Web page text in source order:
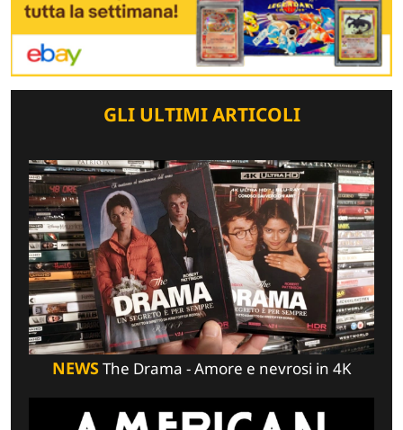
GLI ULTIMI ARTICOLI
NEWSThe Drama - Amore e nevrosi in 4K